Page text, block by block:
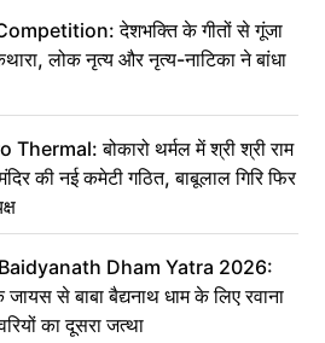
देशभक्ति के गीतों से गूंजा
लोक नृत्य और नृत्य-नाटिका ने बांधा
Thermal: बोकारो थर्मल में श्री श्री राम
की नई कमेटी गठित, बाबूलाल गिरि फिर
Dham Yatra 2026:
से बाबा बैद्यनाथ धाम के लिए रवाना
का दूसरा जत्था